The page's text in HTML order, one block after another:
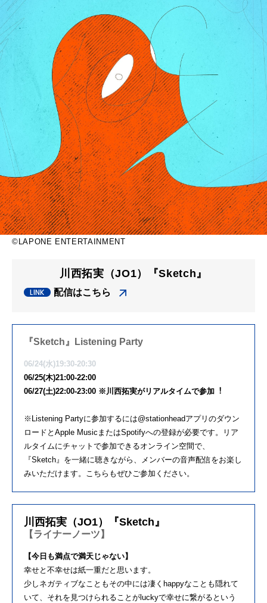
©LAPONE ENTERTAINMENT
川⻄拓実（JO1）『Sketch』
配信はこちら
『Sketch』Listening Party
06/24(⽔)19:30-20:30
06/25(⽊)21:00-22:00
06/27(⼟)22:00-23:00 ※川⻄拓実がリアルタイムで参加︕
※Listening Partyに参加するには@stationheadアプリのダウン
ロードとApple MusicまたはSpotifyへの登録が必要です。リア
ルタイムにチャットで参加できるオンライン空間で、
『Sketch』を⼀緒に聴きながら、メンバーの⾳声配信をお楽し
みいただけます。こちらもぜひご参加ください。
川⻄拓実（JO1）『Sketch』
【ライナーノーツ】
【今⽇も満点で満天じゃない】
幸せと不幸せは紙⼀重だと思います。
少しネガティブなこともその中には凄くhappyなことも隠れて
いて、それを⾒つけられることがluckyで幸せに繋がるという